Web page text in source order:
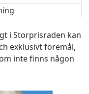
i Storprisraden kan
exklusivt föremål,
inte finns någon